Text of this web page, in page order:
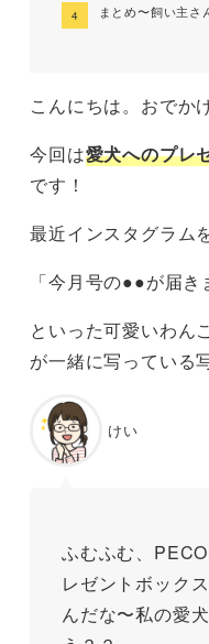
まとめ〜飼い主さ
こんにちは。おでか
今回は愛犬へのプレ
です！
最近インスタグラム
「今月号の●●が届き
といった可愛いわん
が一緒に写っている
けい
ふむふむ、
レゼントボック
んだな〜私の愛